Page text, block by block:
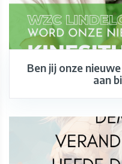
Ben jij onze
aan